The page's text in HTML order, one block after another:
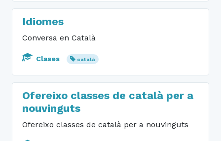
Idiomes
Conversa en Català
Clases català
Ofereixo classes de català per a
nouvinguts
Ofereixo classes de català per a nouvinguts